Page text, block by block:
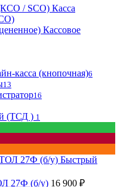
Касса
Кассовое
касса (кнопочная)6
13
16
(ТСД ) 1
Быстрый
27Ф (б/у) 16 900 ₽